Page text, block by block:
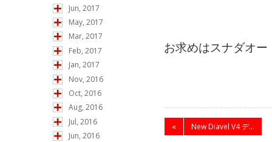
Jun, 2017
May, 2017
Mar, 2017
Feb, 2017
Jan, 2017
Nov, 2016
Oct, 2016
Aug, 2016
Jul, 2016
Jun, 2016
お求めはスナダオー
« New Diavel V4 デ...